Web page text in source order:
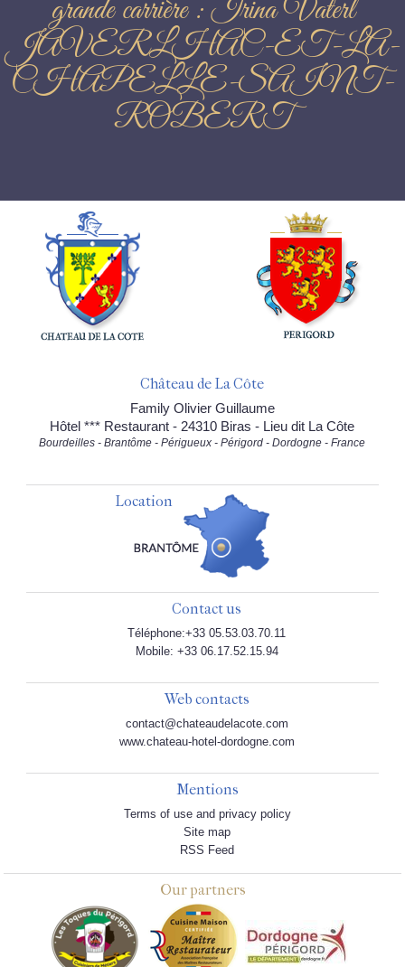
grande carrière : Irina Vaterl
JAVERLHAC-ET-LA-
CHAPELLE-SAINT-
ROBERT
Château de La Côte
Family Olivier Guillaume
Hôtel *** Restaurant - 24310 Biras - Lieu dit La Côte
Bourdeilles - Brantôme - Périgueux - Périgord - Dordogne - France
Location
Contact us
Téléphone:+33 05.53.03.70.11
Mobile: +33 06.17.52.15.94
Web contacts
contact@chateaudelacote.com
www.chateau-hotel-dordogne.com
Mentions
Terms of use and privacy policy
Site map
RSS Feed
Our partners